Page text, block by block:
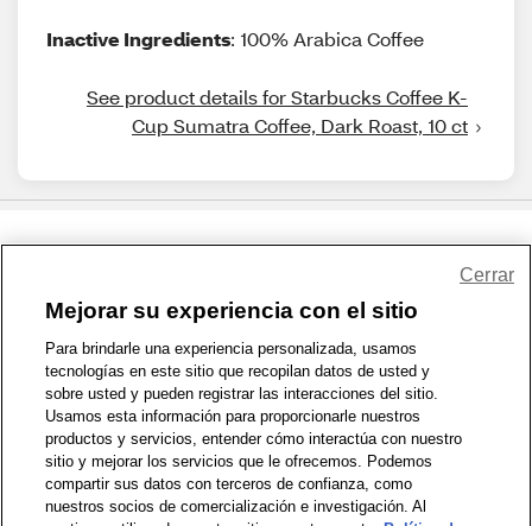
Inactive Ingredients: 100% Arabica Coffee
See product details for Starbucks Coffee K-
Cup Sumatra Coffee, Dark Roast, 10 ct
1-800-679-9691 | Contáctenos | Términos de Uso | Accesibilidad
Política de Privacidad | WA Privacy Policy | Mapa del sitio
Zona de Bienestar | © 1999 - 2026 CVS.com
Mejorar su experiencia con el sitio
Para brindarle una experiencia personalizada, usamos
tecnologías en este sitio que recopilan datos de usted y
sobre usted y pueden registrar las interacciones del sitio.
Usamos esta información para proporcionarle nuestros
productos y servicios, entender cómo interactúa con nuestro
sitio y mejorar los servicios que le ofrecemos. Podemos
compartir sus datos con terceros de confianza, como
nuestros socios de comercialización e investigación. Al
Cerrar